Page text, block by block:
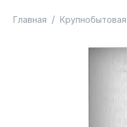
Главная / Крупнобытовая